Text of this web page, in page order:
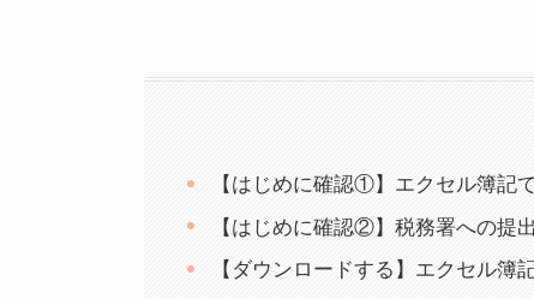
【はじめに確認①】エクセル簿記
【はじめに確認②】税務署への提
【ダウンロードする】エクセル簿